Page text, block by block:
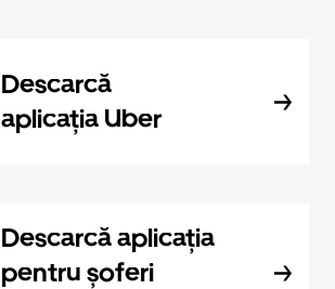
Descarcă
aplicația Uber
Descarcă aplicația
pentru șoferi